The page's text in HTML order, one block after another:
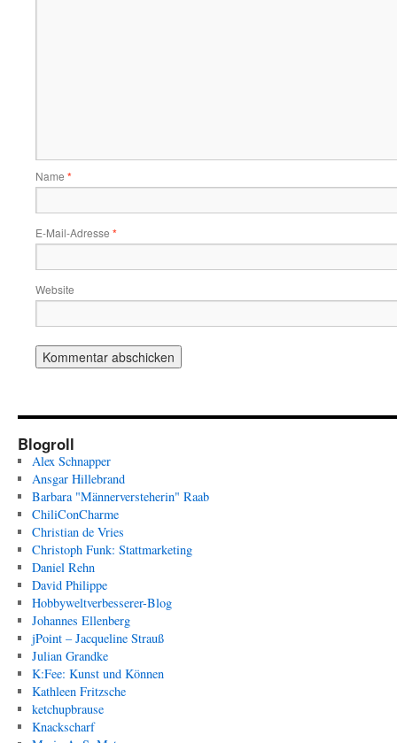
Name *
E-Mail-Adresse *
Website
Blogroll
Alex Schnapper
Ansgar Hillebrand
Barbara "Männerversteherin" Raab
ChiliConCharme
Christian de Vries
Christoph Funk: Stattmarketing
Daniel Rehn
David Philippe
Hobbyweltverbesserer-Blog
Johannes Ellenberg
jPoint – Jacqueline Strauß
Julian Grandke
K:Fee: Kunst und Können
Kathleen Fritzsche
ketchupbrause
Knackscharf